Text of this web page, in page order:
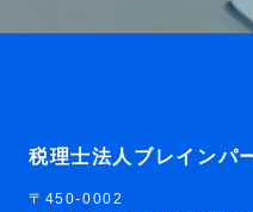
税理士法人ブレインパ
〒450-0002